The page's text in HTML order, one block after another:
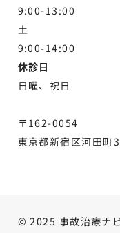
9:00-13:00
土
9:00-14:00
休診日
日曜、祝日
〒162-0054
東京都新宿区河田町
© 2025 事故治療ナ